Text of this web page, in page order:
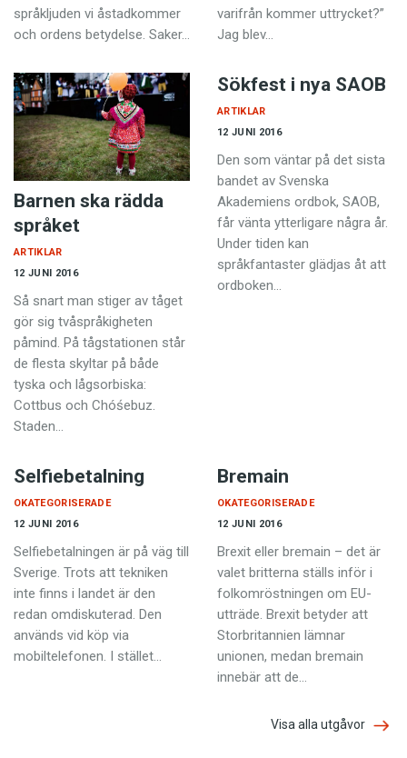
språkljuden vi åstadkommer
och ordens betydelse. Saker…
varifrån kommer uttrycket?”
Jag blev…
Barnen ska rädda
språket
12 JUNI 2016
ARTIKLAR
Så snart man stiger av tåget
gör sig tvåspråkigheten
påmind. På tågstationen står
de flesta skyltar på både
tyska och lågsorbiska:
Cottbus och Chóśebuz.
Staden…
Sökfest i nya SAOB
12 JUNI 2016
ARTIKLAR
Den som väntar på det sista
bandet av Svenska
Akademiens ordbok, SAOB,
får vänta ytterligare några år.
Under tiden kan
språkfantaster glädjas åt att
ordboken…
Selfiebetalning
12 JUNI 2016
OKATEGORISERADE
Selfiebetalningen är på väg till
Sverige. Trots att tekniken
inte finns i landet är den
redan omdiskuterad. Den
används vid köp via
mobiltelefonen. I stället…
Bremain
12 JUNI 2016
OKATEGORISERADE
Brexit eller bremain – det är
valet britterna ställs inför i
folkomröstningen om EU-
utträde. Brexit betyder att
Storbritannien lämnar
unionen, medan bremain
innebär att de…
Visa alla utgåvor